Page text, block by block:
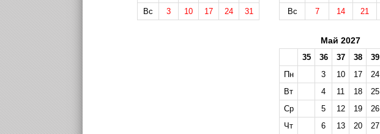
Вс
3 10 17 24 31
Вс
7 14 21
Май 2027
35 36 37 38 39
Пн
3 10 17 24
Вт
4 11 18
25
Ср
5 12 19
26
Чт
6 13 20 27